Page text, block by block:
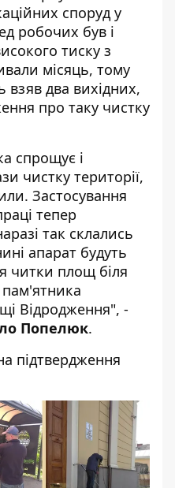
споруд у
робочих був і
тиску з
місяць, тому
взяв два вихідних,
про таку чистку
спрощує і
чистку території,
Застосування
тепер
так склались
апарат будуть
читки площ біля
пам'ятника
Відродження", -
Попелюк.
підтвердження